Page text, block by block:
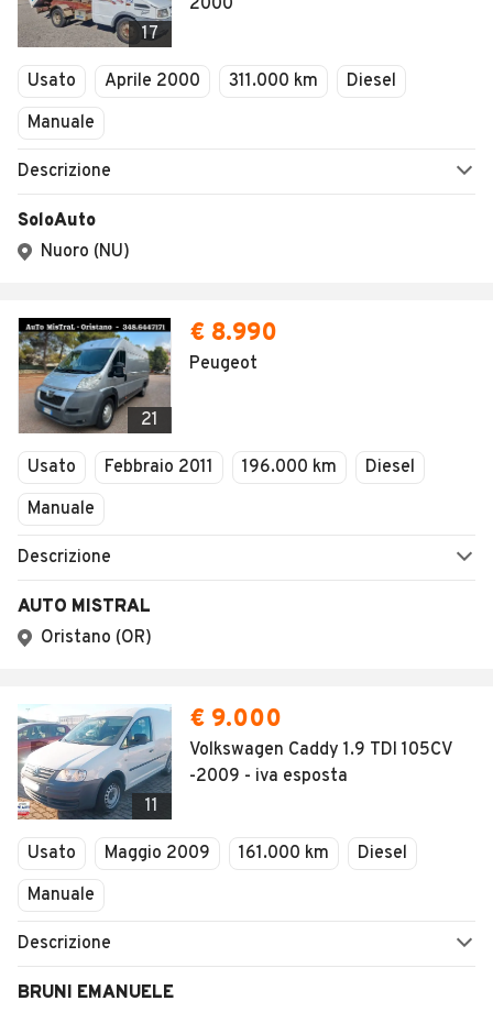
17
2000
Usato Aprile 2000 311.000 km
Diesel
Manuale
Descrizione
SoloAuto
Nuoro (NU)
21
€ 8.990
Peugeot
Usato Febbraio 2011 196.000 km
Diesel
Manuale
Descrizione
AUTO MISTRAL
Oristano (OR)
11
€ 9.000
Volkswagen Caddy 1.9 TDI 105CV
-2009 - iva esposta
Usato Maggio 2009 161.000 km
Diesel
Manuale
Descrizione
BRUNI EMANUELE